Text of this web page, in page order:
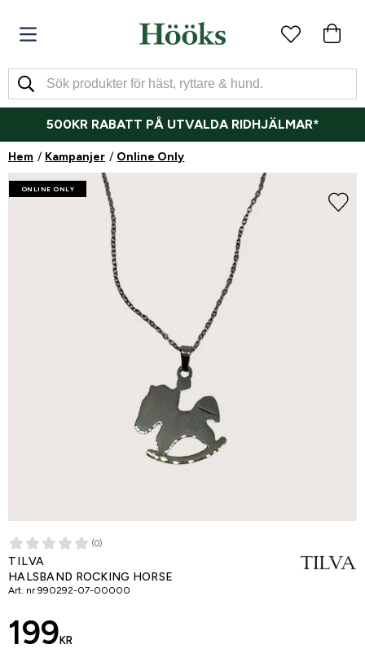
500KR RABATT PÅ UTVALDA RIDHJÄLMAR*
Hem Kampanjer Online Only
ONLINE ONLY
(0)
TILVA
HALSBAND ROCKING HORSE
Art. nr 990292-07-00000
199 KR